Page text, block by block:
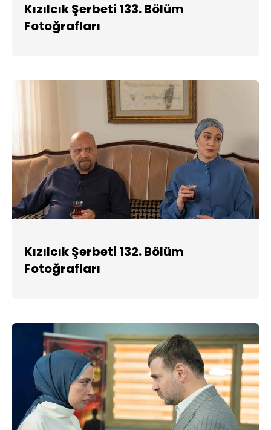
Kızılcık Şerbeti 133. Bölüm
Fotoğrafları
Kızılcık Şerbeti 132. Bölüm
Fotoğrafları